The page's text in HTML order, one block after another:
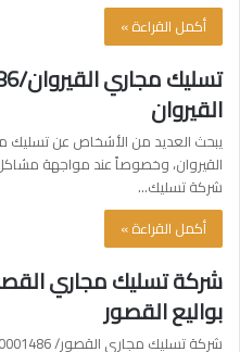
أكمل القراءة »
القيروان
القيروان، وخصوصاً عند مواجهة مشاكل
شركة تسليك…
أكمل القراءة »
بواليع القصور